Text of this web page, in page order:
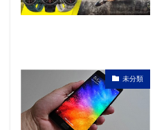
未分類